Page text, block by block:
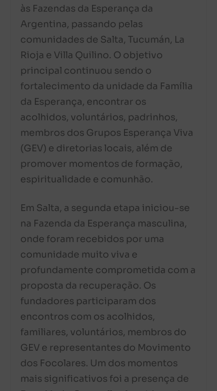
às Fazendas da Esperança da
Argentina, passando pelas
comunidades de Salta, Tucumán, La
Rioja e Villa Quilino. O objetivo
principal continuou sendo o
fortalecimento da unidade da Família
da Esperança, encontrar os
acolhidos, voluntários, padrinhos,
membros dos Grupos Esperança Viva
(GEV) e diretorias locais, além de
promover momentos de formação,
espiritualidade e comunhão.
Em Salta, a segunda etapa iniciou-se
na Fazenda da Esperança masculina,
onde foram recebidos por uma
comunidade muito viva e
profundamente comprometida com a
proposta da recuperação. Os
fundadores participaram dos
encontros com os acolhidos,
familiares, voluntários, membros do
GEV e representantes do Movimento
dos Focolares. Um dos momentos
mais significativos foi a presença de